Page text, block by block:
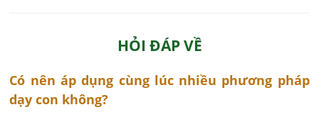
HỎI ĐÁP VỀ
Có nên áp dụng cùng lúc nhiều phương pháp
dạy con không?